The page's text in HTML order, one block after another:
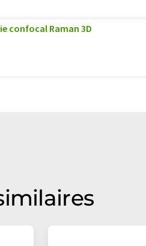
confocal Raman 3D